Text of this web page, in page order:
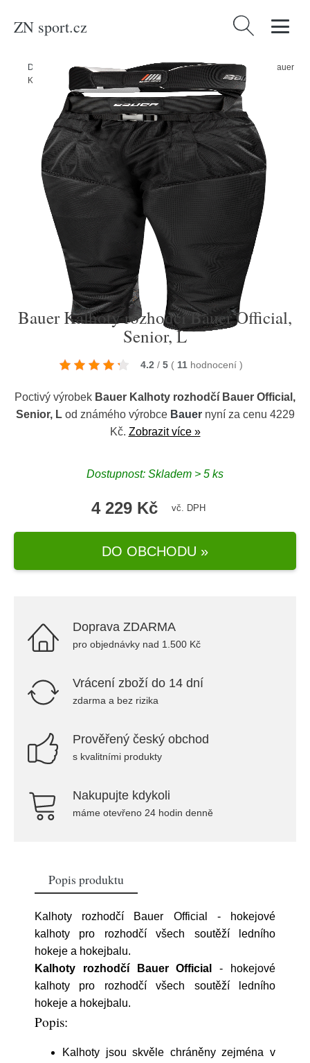
ZN sport.cz Vyhledávání
Domů Produkty/Sport a outdoor/ Sporty/Zimní sporty/Hokej
Bauer
Kalhoty rozhodčí Bauer Official, Senior, L
Bauer Kalhoty rozhodčí Bauer Official,
Senior, L
4.2 / 5 ( 11 hodnocení )
Poctivý výrobek Bauer Kalhoty rozhodčí Bauer Official,
Senior, Lod známého výrobce Bauernyní za cenu 4229
Kč. Zobrazit více »
Dostupnost: Skladem > 5 ks
4 229 Kč vč. DPH
DO OBCHODU »
Doprava ZDARMA
pro objednávky nad 1.500 Kč
Vrácení zboží do 14 dní
zdarma a bez rizika
Prověřený český obchod
s kvalitními produkty
Nakupujte kdykoli
máme otevřeno 24 hodin denně
Popis produktu
Kalhoty rozhodčí Bauer Official - hokejové
kalhoty pro rozhodčí všech soutěží ledního
hokeje a hokejbalu.
Kalhoty rozhodčí Bauer Official
- hokejové
kalhoty pro rozhodčí všech soutěží ledního
hokeje a hokejbalu.
Popis:
Kalhoty jsou skvěle chráněny zejména v